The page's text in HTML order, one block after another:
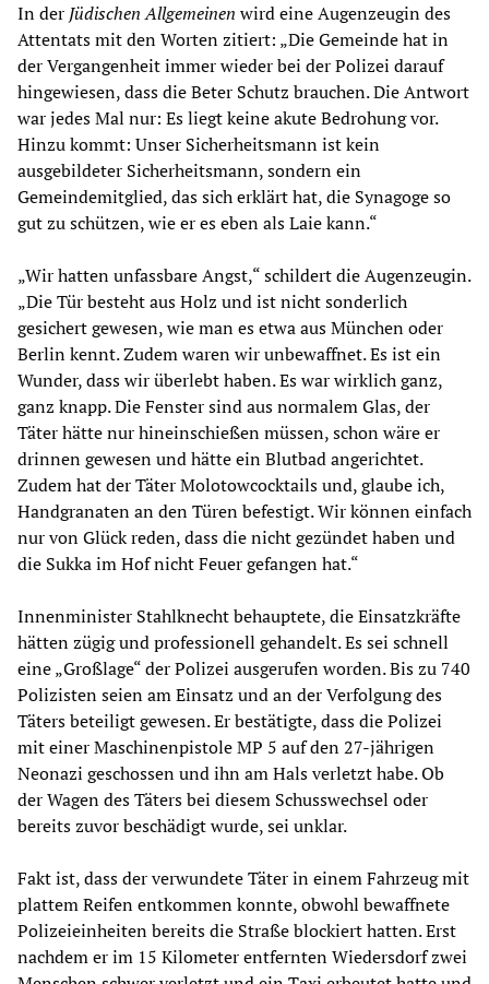
In der Jüdischen Allgemeinen wird eine Augenzeugin des
Attentats mit den Worten zitiert: „Die Gemeinde hat in
der Vergangenheit immer wieder bei der Polizei darauf
hingewiesen, dass die Beter Schutz brauchen. Die Antwort
war jedes Mal nur: Es liegt keine akute Bedrohung vor.
Hinzu kommt: Unser Sicherheitsmann ist kein
ausgebildeter Sicherheitsmann, sondern ein
Gemeindemitglied, das sich erklärt hat, die Synagoge so
gut zu schützen, wie er es eben als Laie kann.“
„Wir hatten unfassbare Angst,“ schildert die Augenzeugin.
„Die Tür besteht aus Holz und ist nicht sonderlich
gesichert gewesen, wie man es etwa aus München oder
Berlin kennt. Zudem waren wir unbewaffnet. Es ist ein
Wunder, dass wir überlebt haben. Es war wirklich ganz,
ganz knapp. Die Fenster sind aus normalem Glas, der
Täter hätte nur hineinschießen müssen, schon wäre er
drinnen gewesen und hätte ein Blutbad angerichtet.
Zudem hat der Täter Molotowcocktails und, glaube ich,
Handgranaten an den Türen befestigt. Wir können einfach
nur von Glück reden, dass die nicht gezündet haben und
die Sukka im Hof nicht Feuer gefangen hat.“
Innenminister Stahlknecht behauptete, die Einsatzkräfte
hätten zügig und professionell gehandelt. Es sei schnell
eine „Großlage“ der Polizei ausgerufen worden. Bis zu 740
Polizisten seien am Einsatz und an der Verfolgung des
Täters beteiligt gewesen. Er bestätigte, dass die Polizei
mit einer Maschinenpistole MP 5 auf den 27-jährigen
Neonazi geschossen und ihn am Hals verletzt habe. Ob
der Wagen des Täters bei diesem Schusswechsel oder
bereits zuvor beschädigt wurde, sei unklar.
Fakt ist, dass der verwundete Täter in einem Fahrzeug mit
plattem Reifen entkommen konnte, obwohl bewaffnete
Polizeieinheiten bereits die Straße blockiert hatten. Erst
nachdem er im 15 Kilometer entfernten Wiedersdorf zwei